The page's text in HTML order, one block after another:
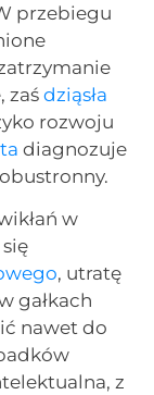
przebiegu
zaśdziąsła
rozwoju
diagnozuje
w
, utratę
gałkach
nawet do
z